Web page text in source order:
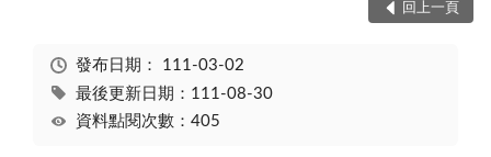
回上一頁
發布日期： 111-03-02
最後更新日期：111-08-30
資料點閱次數：405